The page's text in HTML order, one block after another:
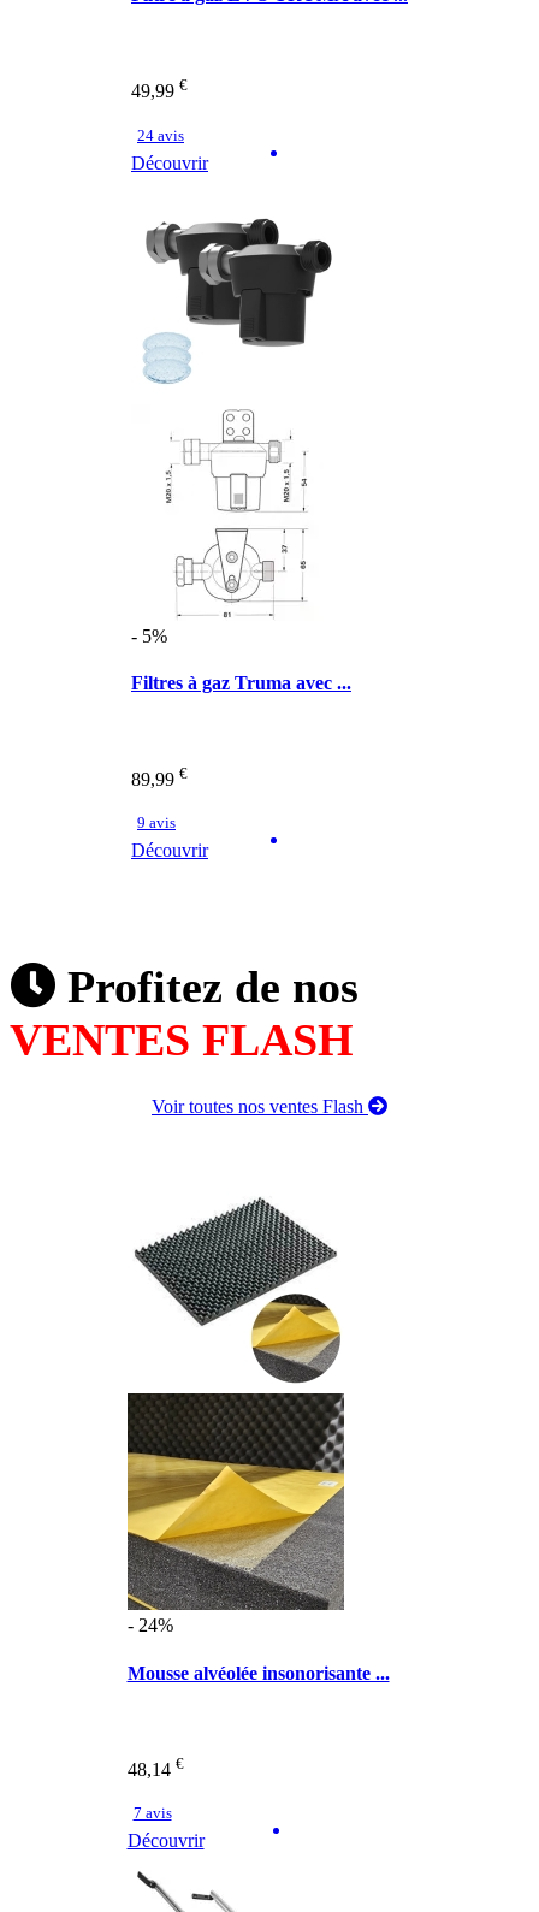
49,99 €
24 avis
Découvrir
- 5%
Filtres à gaz Truma avec ...
89,99 €
9 avis
Découvrir
Profitez de nos
VENTES FLASH
Voir toutes nos ventes Flash
- 24%
Mousse alvéolée insonorisante ...
48,14 €
7 avis
Découvrir